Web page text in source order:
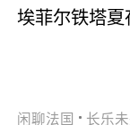
埃菲尔铁塔夏
闲聊法国